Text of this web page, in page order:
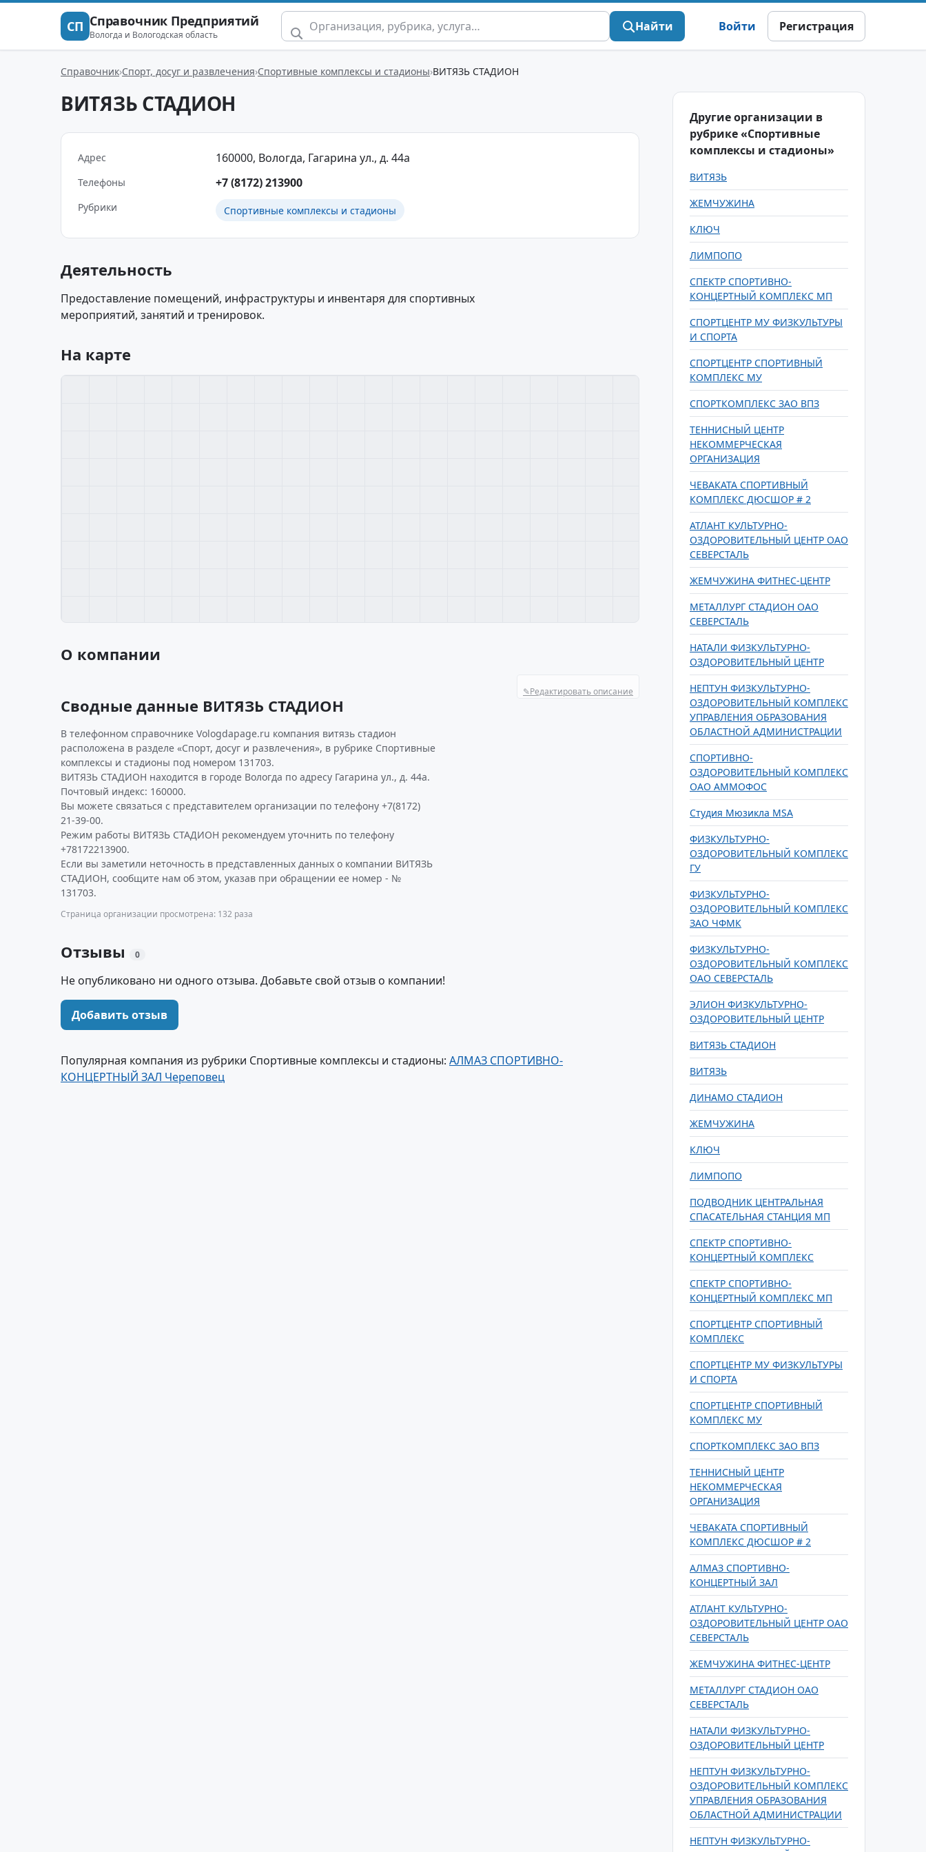
СП Справочник Предприятий
Вологда и Вологодская область
Найти Войти Регистрация
Справочник Спорт, досуг и развлечения Спортивные комплексы и стадионы ВИТЯЗЬ СТАДИОН
ВИТЯЗЬ СТАДИОН
Адрес 160000, Вологда, Гагарина ул., д. 44а
Телефоны +7 (8172) 213900
Рубрики Спортивные комплексы и стадионы
Деятельность
Предоставление помещений, инфраструктуры и инвентаря для спортивных
мероприятий, занятий и тренировок.
На карте
О компании
✎Редактировать описание
Сводные данные ВИТЯЗЬ СТАДИОН
В телефонном справочнике Vologdapage.ru компания витязь стадион
расположена в разделе «Спорт, досуг и развлечения», в рубрике Спортивные
комплексы и стадионы под номером 131703.
ВИТЯЗЬ СТАДИОН находится в городе Вологда по адресу Гагарина ул., д. 44а.
Почтовый индекс: 160000.
Вы можете связаться с представителем организации по телефону +7(8172)
21-39-00.
Режим работы ВИТЯЗЬ СТАДИОН рекомендуем уточнить по телефону
+78172213900.
Если вы заметили неточность в представленных данных о компании ВИТЯЗЬ
СТАДИОН, сообщите нам об этом, указав при обращении ее номер - №
131703.
Страница организации просмотрена: 132 раза
Отзывы 0
Не опубликовано ни одного отзыва. Добавьте свой отзыв о компании!
Добавить отзыв
Популярная компания из рубрики Спортивные комплексы и стадионы: АЛМАЗ СПОРТИВНО-
КОНЦЕРТНЫЙ ЗАЛ Череповец
Другие организации в
рубрике «Спортивные
комплексы и стадионы»
ВИТЯЗЬ
ЖЕМЧУЖИНА
КЛЮЧ
ЛИМПОПО
СПЕКТР СПОРТИВНО-
КОНЦЕРТНЫЙ КОМПЛЕКС МП
СПОРТЦЕНТР МУ ФИЗКУЛЬТУРЫ
И СПОРТА
СПОРТЦЕНТР СПОРТИВНЫЙ
КОМПЛЕКС МУ
СПОРТКОМПЛЕКС ЗАО ВПЗ
ТЕННИСНЫЙ ЦЕНТР
НЕКОММЕРЧЕСКАЯ
ОРГАНИЗАЦИЯ
ЧЕВАКАТА СПОРТИВНЫЙ
КОМПЛЕКС ДЮСШОР # 2
АТЛАНТ КУЛЬТУРНО-
ОЗДОРОВИТЕЛЬНЫЙ ЦЕНТР ОАО
СЕВЕРСТАЛЬ
ЖЕМЧУЖИНА ФИТНЕС-ЦЕНТР
МЕТАЛЛУРГ СТАДИОН ОАО
СЕВЕРСТАЛЬ
НАТАЛИ ФИЗКУЛЬТУРНО-
ОЗДОРОВИТЕЛЬНЫЙ ЦЕНТР
НЕПТУН ФИЗКУЛЬТУРНО-
ОЗДОРОВИТЕЛЬНЫЙ КОМПЛЕКС
УПРАВЛЕНИЯ ОБРАЗОВАНИЯ
ОБЛАСТНОЙ АДМИНИСТРАЦИИ
СПОРТИВНО-
ОЗДОРОВИТЕЛЬНЫЙ КОМПЛЕКС
ОАО АММОФОС
Студия Мюзикла MSA
ФИЗКУЛЬТУРНО-
ОЗДОРОВИТЕЛЬНЫЙ КОМПЛЕКС
ГУ
ФИЗКУЛЬТУРНО-
ОЗДОРОВИТЕЛЬНЫЙ КОМПЛЕКС
ЗАО ЧФМК
ФИЗКУЛЬТУРНО-
ОЗДОРОВИТЕЛЬНЫЙ КОМПЛЕКС
ОАО СЕВЕРСТАЛЬ
ЭЛИОН ФИЗКУЛЬТУРНО-
ОЗДОРОВИТЕЛЬНЫЙ ЦЕНТР
ВИТЯЗЬ СТАДИОН
ВИТЯЗЬ
ДИНАМО СТАДИОН
ЖЕМЧУЖИНА
КЛЮЧ
ЛИМПОПО
ПОДВОДНИК ЦЕНТРАЛЬНАЯ
СПАСАТЕЛЬНАЯ СТАНЦИЯ МП
СПЕКТР СПОРТИВНО-
КОНЦЕРТНЫЙ КОМПЛЕКС
СПЕКТР СПОРТИВНО-
КОНЦЕРТНЫЙ КОМПЛЕКС МП
СПОРТЦЕНТР СПОРТИВНЫЙ
КОМПЛЕКС
СПОРТЦЕНТР МУ ФИЗКУЛЬТУРЫ
И СПОРТА
СПОРТЦЕНТР СПОРТИВНЫЙ
КОМПЛЕКС МУ
СПОРТКОМПЛЕКС ЗАО ВПЗ
ТЕННИСНЫЙ ЦЕНТР
НЕКОММЕРЧЕСКАЯ
ОРГАНИЗАЦИЯ
ЧЕВАКАТА СПОРТИВНЫЙ
КОМПЛЕКС ДЮСШОР # 2
АЛМАЗ СПОРТИВНО-
КОНЦЕРТНЫЙ ЗАЛ
АТЛАНТ КУЛЬТУРНО-
ОЗДОРОВИТЕЛЬНЫЙ ЦЕНТР ОАО
СЕВЕРСТАЛЬ
ЖЕМЧУЖИНА ФИТНЕС-ЦЕНТР
МЕТАЛЛУРГ СТАДИОН ОАО
СЕВЕРСТАЛЬ
НАТАЛИ ФИЗКУЛЬТУРНО-
ОЗДОРОВИТЕЛЬНЫЙ ЦЕНТР
НЕПТУН ФИЗКУЛЬТУРНО-
ОЗДОРОВИТЕЛЬНЫЙ КОМПЛЕКС
УПРАВЛЕНИЯ ОБРАЗОВАНИЯ
ОБЛАСТНОЙ АДМИНИСТРАЦИИ
НЕПТУН ФИЗКУЛЬТУРНО-